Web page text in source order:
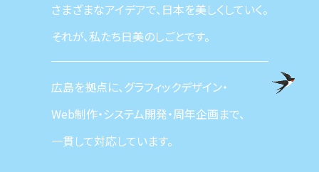
さまざまなアイデアで、日本を美しくしていく。
それが、私たち日美のしごとです。
広島を拠点に、グラフィックデザイン・
Web制作・システム開発・周年企画まで、
一貫して対応しています。